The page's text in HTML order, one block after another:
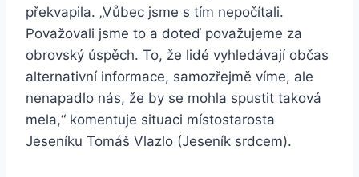
překvapila. „Vůbec jsme s tím nepočítali.
Považovali jsme to a doteď považujeme za
obrovský úspěch. To, že lidé vyhledávají občas
alternativní informace, samozřejmě víme, ale
nenapadlo nás, že by se mohla spustit taková
mela,“ komentuje situaci místostarosta
Jeseníku Tomáš Vlazlo (Jeseník srdcem).